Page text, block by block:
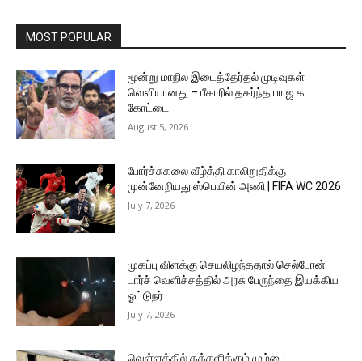
MOST POPULAR
மூன்று மாநில இடைத்தேர்தல் முடிவுகள்
வெளியானது – பீகாரில் தகர்ந்த பா.ஜ.க
கோட்டை
August 5, 2026
போர்ச்சுகலை வீழ்த்தி காலிறுதிக்கு
முன்னேறியது ஸ்பெயின் அணி | FIFA WC 2026
July 7, 2026
முகப்பு விளக்கு செயலிழந்ததால் செல்போன்
டார்ச் வெளிச்சத்தில் அரசு பேருந்தை இயக்கிய
ஓட்டுநர்
July 7, 2026
வெள்ளத்தில் தத்தளிக்கும் மும்பை